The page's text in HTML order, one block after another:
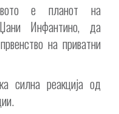
е планот на
Инфантино, да
на приватни
силна реакција од